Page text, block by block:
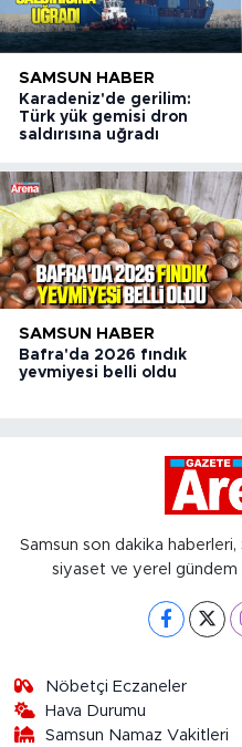
SAMSUN HABER
Karadeniz'de gerilim:
Türk yük gemisi dron
saldırısına uğradı
SAMSUN HABER
Bafra'da 2026 fındık
yevmiyesi belli oldu
Samsun son dakika
siyaset ve yerel gündem
Nöbetçi Eczaneler
Hava Durumu
Samsun Namaz Vakitleri